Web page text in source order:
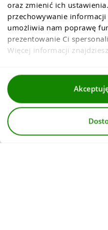
oraz zmienić ich
przechowywanie
umożliwia nam poprawę
prezentowanie Ci
Więcej informacji
Dla